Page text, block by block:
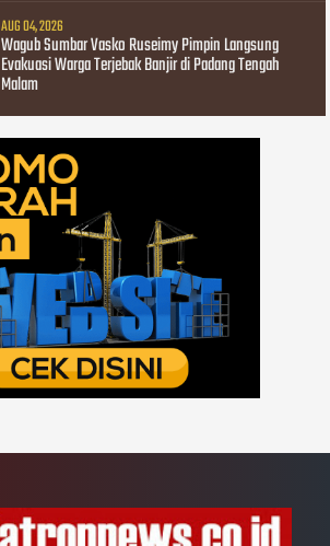
AUG 04, 2026
Wagub Sumbar Vasko Ruseimy Pimpin Langsung
Evakuasi Warga Terjebak Banjir di Padang Tengah
Malam